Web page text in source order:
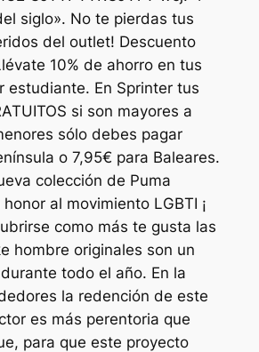
siglo». No te pierdas tus
del outlet! Descuento
10% de ahorro en tus
estudiante. En Sprinter tus
si son mayores a
sólo debes pagar
o 7,95€ para Baleares.
colección de Puma
al movimiento LGBTI ¡
como más te gusta las
hombre originales son un
todo el año. En la
la redención de este
es más perentoria que
para que este proyecto